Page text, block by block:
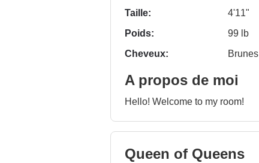
Taille:
4'11"
Poids:
99 lb
Cheveux:
Brunes
A propos de moi
Hello! Welcome to my room!
Queen of Queens